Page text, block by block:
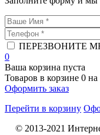
ПЕРЕЗВОНИТЕ
0
Ваша корзина пуста
Товаров в корзине 0 на
Оформить заказ
Перейти в корзину
© 2013-2021